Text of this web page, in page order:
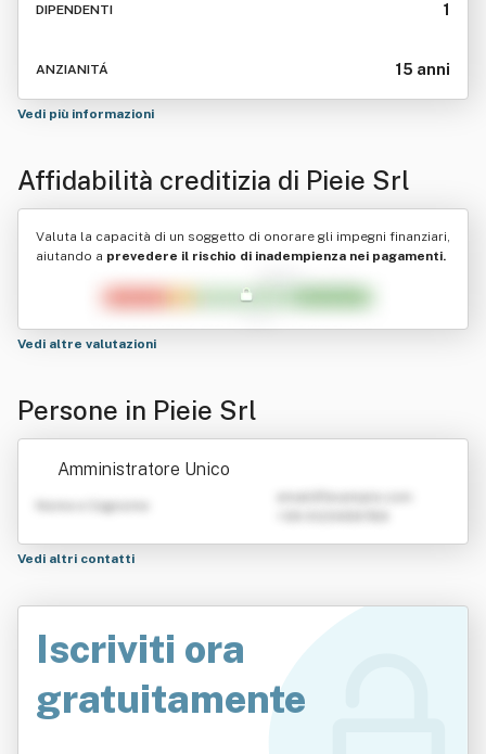
DIPENDENTI 1
ANZIANITÁ 15 anni
Vedi più informazioni
Affidabilità creditizia di Pieie Srl
Valuta la capacità di un soggetto di onorare gli impegni finanziari,
aiutando a prevedere il rischio di inadempienza nei pagamenti.
Vedi altre valutazioni
Persone in Pieie Srl
Amministratore Unico
Nome e Cognome
Vedi altri contatti
Iscriviti ora
gratuitamente